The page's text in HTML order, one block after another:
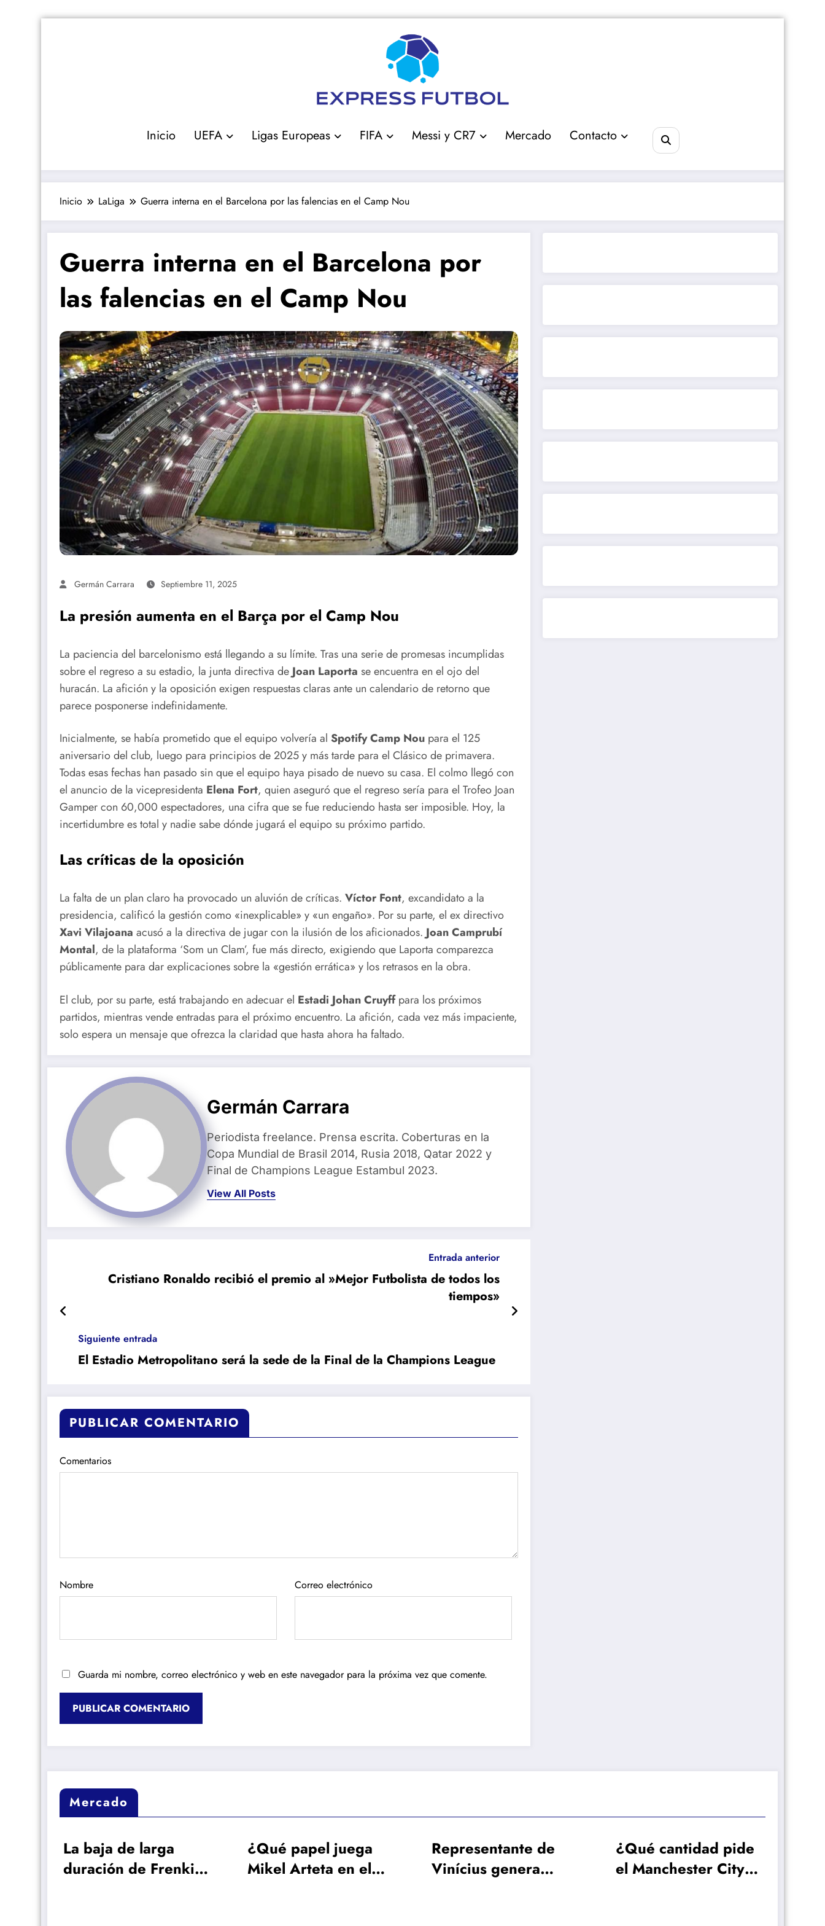
Inicio UEFA Ligas Europeas FIFA Messi y CR7 Mercado Contacto
Inicio LaLiga Guerra interna en el Barcelona por las falencias en el Camp Nou
Guerra interna en el Barcelona por
las falencias en el Camp Nou
Germán Carrara Septiembre 11, 2025
La presión aumenta en el Barça por el Camp Nou
La paciencia del barcelonismo está llegando a su límite. Tras una serie de promesas incumplidas
sobre el regreso a su estadio, la junta directiva de Joan Laporta se encuentra en el ojo del
huracán. La afición y la oposición exigen respuestas claras ante un calendario de retorno que
parece posponerse indefinidamente.
Inicialmente, se había prometido que el equipo volvería al Spotify Camp Nou para el 125
aniversario del club, luego para principios de 2025 y más tarde para el Clásico de primavera.
Todas esas fechas han pasado sin que el equipo haya pisado de nuevo su casa. El colmo llegó con
el anuncio de la vicepresidenta Elena Fort, quien aseguró que el regreso sería para el Trofeo Joan
Gamper con 60,000 espectadores, una cifra que se fue reduciendo hasta ser imposible. Hoy, la
incertidumbre es total y nadie sabe dónde jugará el equipo su próximo partido.
Las críticas de la oposición
La falta de un plan claro ha provocado un aluvión de críticas. Víctor Font, excandidato a la
presidencia, calificó la gestión como «inexplicable» y «un engaño». Por su parte, el ex directivo
Xavi Vilajoana acusó a la directiva de jugar con la ilusión de los aficionados. Joan Camprubí
Montal, de la plataforma ‘Som un Clam’, fue más directo, exigiendo que Laporta comparezca
públicamente para dar explicaciones sobre la «gestión errática» y los retrasos en la obra.
El club, por su parte, está trabajando en adecuar el Estadi Johan Cruyffpara los próximos
partidos, mientras vende entradas para el próximo encuentro. La afición, cada vez más impaciente,
solo espera un mensaje que ofrezca la claridad que hasta ahora ha faltado.
Germán Carrara
Periodista freelance. Prensa escrita. Coberturas en la
Copa Mundial de Brasil 2014, Rusia 2018, Qatar 2022 y
Final de Champions League Estambul 2023.
View All Posts
Entrada anterior
Cristiano Ronaldo recibió el premio al »Mejor Futbolista de todos los
tiempos»
Siguiente entrada
El Estadio Metropolitano será la sede de la Final de la Champions League
PUBLICAR COMENTARIO
Comentarios
Nombre Correo electrónico
Guarda mi nombre, correo electrónico y web en este navegador para la próxima vez que comente.
Mercado
¿Qué papel juega
Mikel Arteta en el
Representante de
Vinícius genera
¿Qué cantidad pide
el Manchester City al